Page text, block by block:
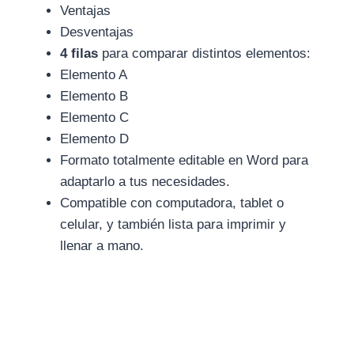
Ventajas
Desventajas
4 filas para comparar distintos elementos:
Elemento A
Elemento B
Elemento C
Elemento D
Formato totalmente editable en Word para
adaptarlo a tus necesidades.
Compatible con computadora, tablet o
celular, y también lista para imprimir y
llenar a mano.